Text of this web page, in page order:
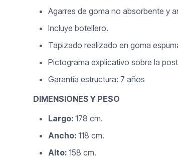
Agarres de goma no absorbente y
Incluye botellero.
Tapizado realizado en goma
Pictograma explicativo sobre la
Garantía estructura: 7 años
DIMENSIONES Y PESO
Largo:178 cm.
Ancho:118 cm.
Alto:158 cm.